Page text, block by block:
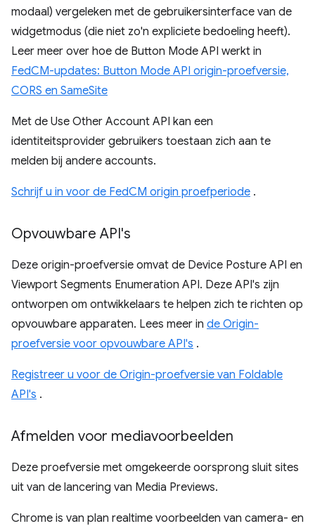
modaal) vergeleken met de gebruikersinterface van de
widgetmodus (die niet zo'n expliciete bedoeling heeft).
Leer meer over hoe de Button Mode API werkt in
FedCM-updates: Button Mode API origin-proefversie,
CORS en SameSite
Met de Use Other Account API kan een
identiteitsprovider gebruikers toestaan ​​zich aan te
melden bij andere accounts.
Schrijf u in voor de FedCM origin proefperiode .
Opvouwbare API's
Deze origin-proefversie omvat de Device Posture API en
Viewport Segments Enumeration API. Deze API's zijn
ontworpen om ontwikkelaars te helpen zich te richten op
opvouwbare apparaten. Lees meer in de Origin-
proefversie voor opvouwbare API's .
Registreer u voor de Origin-proefversie van Foldable
API's .
Afmelden voor mediavoorbeelden
Deze proefversie met omgekeerde oorsprong sluit sites
uit van de lancering van Media Previews.
Chrome is van plan realtime voorbeelden van camera- en